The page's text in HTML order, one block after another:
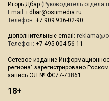
Игорь Дбар (Руководитель отдела
Email: i.dbar@osnmedia.ru
Телефон: +7 909 936-02-90
Дополнительные email:
Телефон: +7 495 004-56-11
Сетевое издание
региона" зарегистрировано
запись ЭЛ № ФС77-73861.
18+